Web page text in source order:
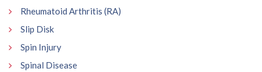
Rheumatoid Arthritis (RA)
Slip Disk
Spin Injury
Spinal Disease